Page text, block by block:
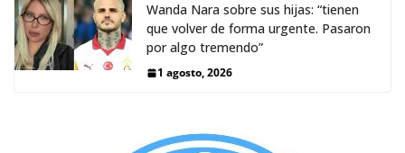
Wanda Nara sobre sus hijas: “tienen
que volver de forma urgente. Pasaron
por algo tremendo”
1 agosto, 2026